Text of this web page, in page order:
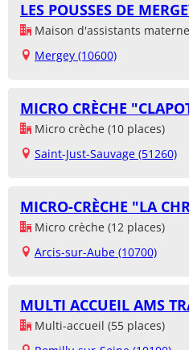
LES POUSSES DE
Maison d'assistants
Mergey (10600)
MICRO CRÈCHE
Micro crèche (10 places)
Saint-Just-Sauvage (51260)
MICRO-CRÈCHE "LA
Micro crèche (12 places)
Arcis-sur-Aube (10700)
MULTI ACCUEIL AMS
Multi-accueil (55 places)